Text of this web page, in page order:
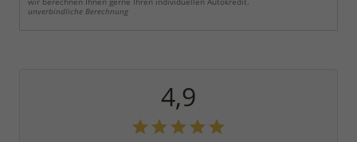
unverbindliche Berechnung
4,9